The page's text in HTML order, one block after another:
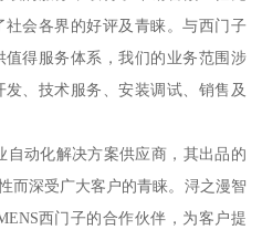
会各界的好评及青睐。与西门子
得服务体系，我们的业务范围涉
、技术服务、安装调试、销售及
化解决方案供应商，其出品的
而深受广大客户的青睐。浔之漫智
西门子的合作伙伴，为客户提